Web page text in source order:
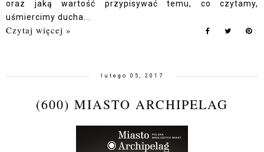
oraz jaką wartość przypisywać temu, co czytamy,
uśmiercimy ducha...
Czytaj więcej »
lutego 05, 2017
(600) MIASTO ARCHIPELAG